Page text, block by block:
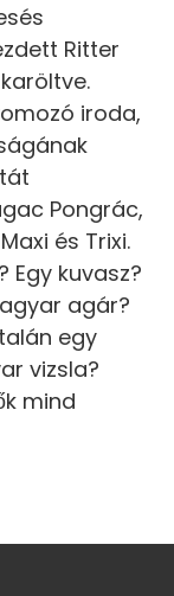
Ritter
iroda,
Pongrác,
és Trixi.
Egy kuvasz?
agár?
egy
vizsla?
mind